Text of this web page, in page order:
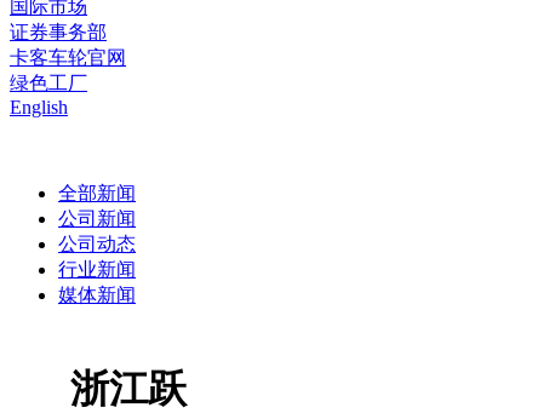
国际市场
证券事务部
卡客车轮官网
绿色工厂
English
全部新闻
公司新闻
公司动态
行业新闻
媒体新闻
浙江跃